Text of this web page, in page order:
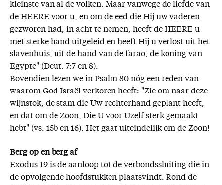
kleinste van al de volken. Maar vanwege de liefde van
de HEERE voor u, en om de eed die Hij uw vaderen
gezworen had, in acht te nemen, heeft de HEERE u
met sterke hand uitgeleid en heeft Hij u verlost uit het
slavenhuis, uit de hand van de farao, de koning van
Egypte" (Deut. 7:7 en 8).
Bovendien lezen we in Psalm 80 nóg een reden van
waarom God Israël verkoren heeft: "Zie om naar deze
wijnstok, de stam die Uw rechterhand geplant heeft,
en dat om de Zoon, Die U voor Uzelf sterk gemaakt
hebt" (vs. 15b en 16). Het gaat uiteindelijk om de Zoon!
Berg op en berg af
Exodus 19 is de aanloop tot de verbondssluiting die in
de opvolgende hoofdstukken plaatsvindt. Rond de